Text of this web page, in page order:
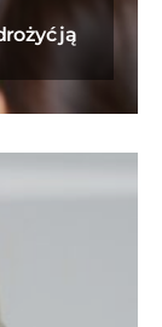
ją